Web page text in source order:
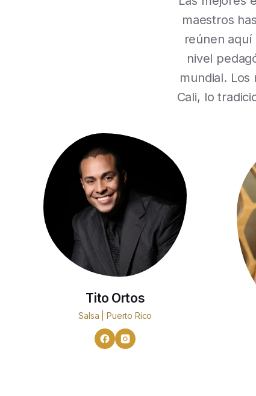
maestros
reúnen
nivel
mundial. Los
Cali, lo
Tito Ortos
Salsa | Puerto Rico